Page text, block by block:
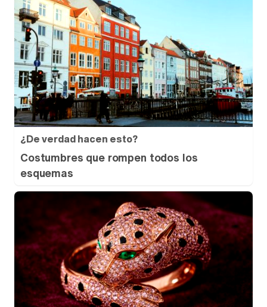
¿De verdad hacen esto?
Costumbres que rompen todos los
esquemas